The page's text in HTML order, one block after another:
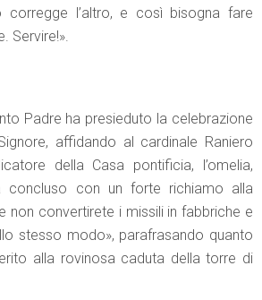
corregge l’altro, e così bisogna fare
Servire!».
Padre ha presieduto la celebrazione
affidando al cardinale Raniero
della Casa pontificia, l’omelia,
concluso con un forte richiamo alla
non convertirete i missili in fabbriche e
stesso modo», parafrasando quanto
alla rovinosa caduta della torre di